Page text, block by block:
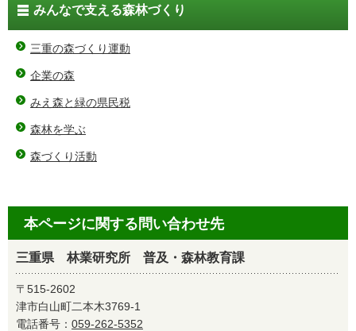
みんなで支える森林づくり
三重の森づくり運動
企業の森
みえ森と緑の県民税
森林を学ぶ
森づくり活動
本ページに関する問い合わせ先
三重県 林業研究所 普及・森林教育課
〒515-2602
津市白山町二本木3769-1
電話番号： 059-262-5352